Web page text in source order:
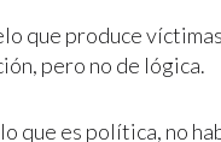
que produce
pero no de lógica.
lo que es política, no